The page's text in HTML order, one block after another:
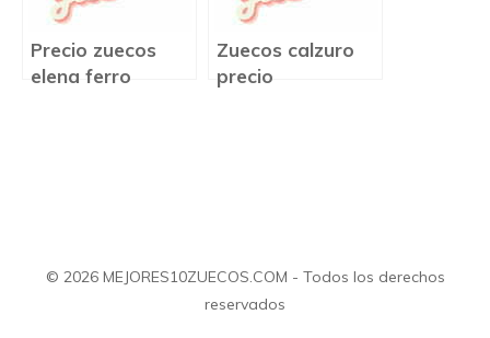
Precio zuecos
elena ferro
Zuecos calzuro
precio
© 2026 MEJORES10ZUECOS.COM - Todos los derechos
reservados